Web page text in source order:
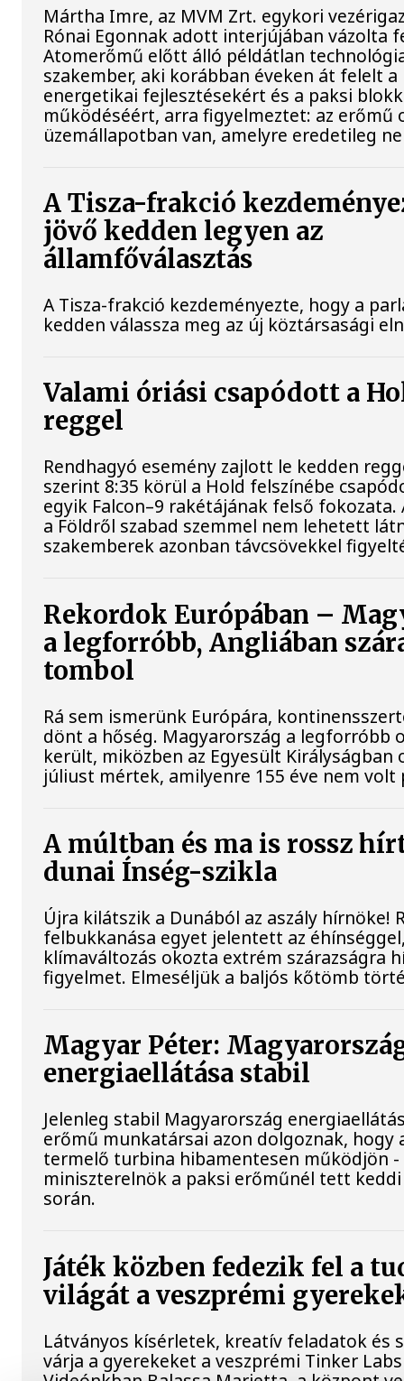
Mártha Imre, az MVM Zrt. egykori
Rónai Egonnak adott interjújában vázolta
Atomerőmű előtt álló példátlan
szakember, aki korábban éveken át felelt a
energetikai fejlesztésekért és a paksi
működéséért, arra figyelmeztet: az erőmű
üzemállapotban van, amelyre eredetileg
A Tisza-frakció
jövő kedden legyen az
államfőválasztás
A Tisza-frakció kezdeményezte, hogy a
kedden válassza meg az új köztársasági
Valami óriási csapódott a
reggel
Rendhagyó esemény zajlott le kedden
szerint 8:35 körül a Hold felszínébe
egyik Falcon–9 rakétájának felső fokozata.
a Földről szabad szemmel nem lehetett
szakemberek azonban távcsövekkel
Rekordok Európában –
a legforróbb, Angliában
tombol
Rá sem ismerünk Európára,
dönt a hőség. Magyarország a legforróbb
került, miközben az Egyesült Királyságban
júliust mértek, amilyenre 155 éve nem
A múltban és ma is rossz
dunai Ínség-szikla
Újra kilátszik a Dunából az aszály hírnöke!
felbukkanása egyet jelentett az
klímaváltozás okozta extrém szárazságra
figyelmet. Elmeséljük a baljós kőtömb
Magyar Péter:
energiaellátása stabil
Jelenleg stabil Magyarország
erőmű munkatársai azon dolgoznak, hogy
termelő turbina hibamentesen működjön -
miniszterelnök a paksi erőműnél tett
során.
Játék közben fedezik fel a
világát a veszprémi
Látványos kísérletek, kreatív feladatok és
várja a gyerekeket a veszprémi Tinker